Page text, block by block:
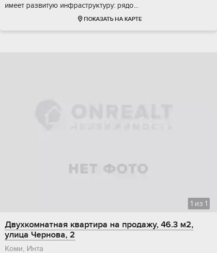
имеeт pазвитую инфpaстpуктуpу: рядo...
ПОКАЗАТЬ НА КАРТЕ
1 из 1
Двухкомнатная квартира на продажу, 46.3 м2,
улица Чернова, 2
Коми, Инта